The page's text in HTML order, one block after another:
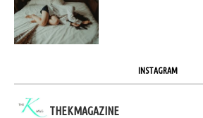
INSTAGRAM
THEKMAGAZINE